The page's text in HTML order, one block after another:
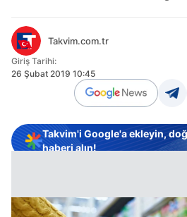
Takvim.com.tr
Giriş Tarihi:
26 Şubat 2019 10:45
Takvim'i Google'a ekleyin,
haberi alın!